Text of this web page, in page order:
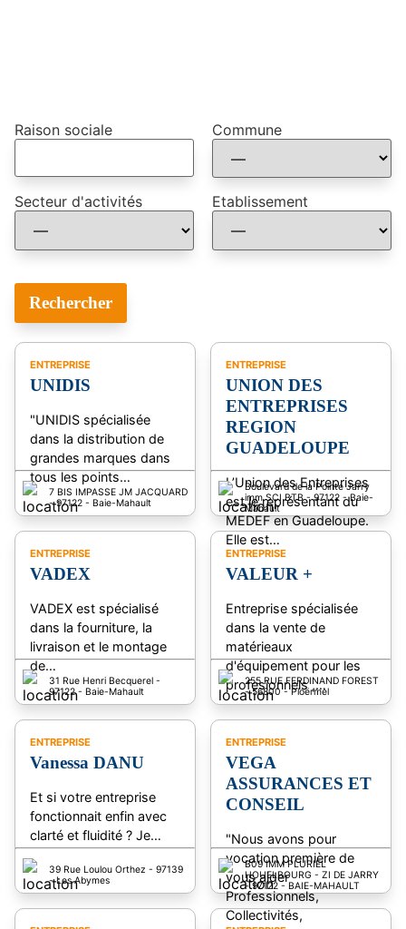
Raison sociale Commune
Secteur d'activités Etablissement
ENTREPRISE
UNIDIS
"UNIDIS spécialisée
dans la distribution de
grandes marques dans
tous les points…
7 BIS IMPASSE JM JACQUARD
- 97122 - Baie-Mahault
ENTREPRISE
UNION DES
ENTREPRISES
REGION
GUADELOUPE
L’Union des Entreprises
est le représentant du
MEDEF en Guadeloupe.
Elle est…
Boulevard de la Pointe Jarry
imm SCI BTB - 97122 - Baie-
Mahault
ENTREPRISE
VADEX
VADEX est spécialisé
dans la fourniture, la
livraison et le montage
de…
31 Rue Henri Becquerel -
97122 - Baie-Mahault
ENTREPRISE
VALEUR +
Entreprise spécialisée
dans la vente de
matérieaux
d'équipement pour les
profesionnels ,…
255 RUE FERDINAND FOREST
- 56800 - Ploërmel
ENTREPRISE
Vanessa DANU
Et si votre entreprise
fonctionnait enfin avec
clarté et fluidité ? Je…
39 Rue Loulou Orthez - 97139
- Les Abymes
ENTREPRISE
VEGA
ASSURANCES ET
CONSEIL
"Nous avons pour
vocation première de
vous aider
Professionnels,
Collectivités,
B09 IMM PLURIEL
HOUELBOURG - ZI DE JARRY
- 97122 - BAIE-MAHAULT